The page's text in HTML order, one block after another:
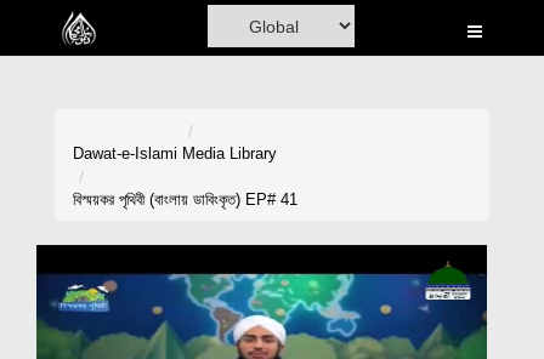
Home
Volunteer Portal
Rohani Ilaj
Dawat-e-Islami Media Library
বিস্ময়কর পৃথিবী (বাংলায় ডাবিংকৃত) EP# 41